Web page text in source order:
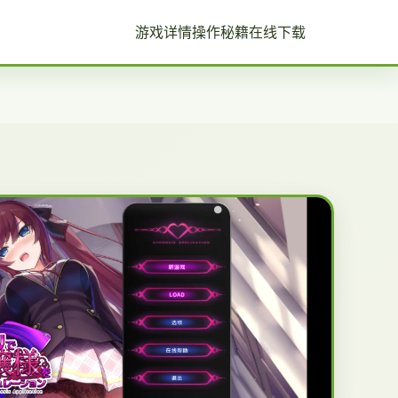
游戏详情操作秘籍在线下载